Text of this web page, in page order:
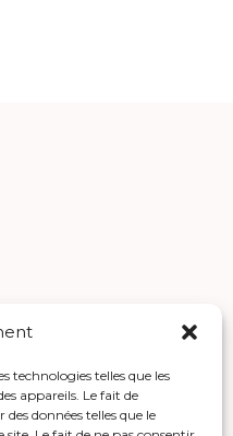
technologies telles que les
appareils. Le fait de
données telles que le